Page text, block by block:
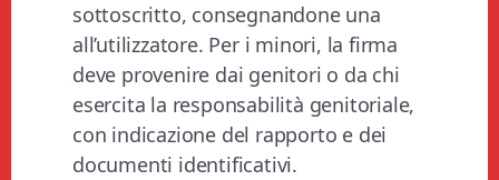
sottoscritto, consegnandone una
all’utilizzatore. Per i minori, la firma
deve provenire dai genitori o da chi
esercita la responsabilità genitoriale,
con indicazione del rapporto e dei
documenti identificativi.